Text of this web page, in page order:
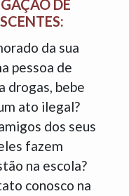
DE
da sua
pessoa de
drogas, bebe
ato ilegal?
dos seus
fazem
na escola?
conosco na